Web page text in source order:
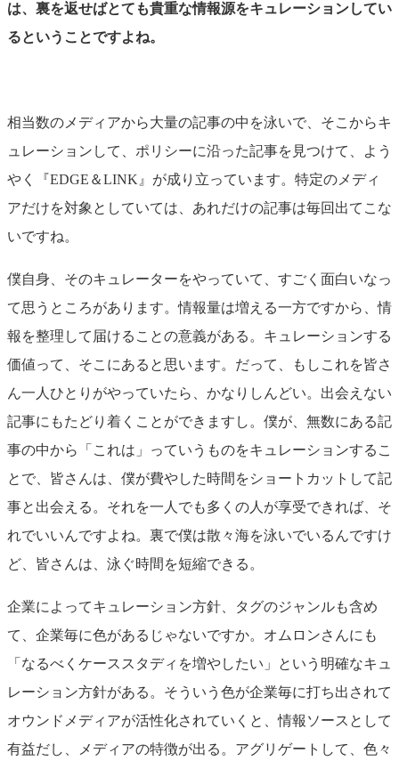
は、裏を返せばとても貴重な情報源をキュレーションしてい
るということですよね。
相当数のメディアから大量の記事の中を泳いで、そこからキ
ュレーションして、ポリシーに沿った記事を見つけて、よう
やく『EDGE＆LINK』が成り立っています。特定のメディ
アだけを対象としていては、あれだけの記事は毎回出てこな
いですね。
僕自身、そのキュレーターをやっていて、すごく面白いなっ
て思うところがあります。情報量は増える一方ですから、情
報を整理して届けることの意義がある。キュレーションする
価値って、そこにあると思います。だって、もしこれを皆さ
ん一人ひとりがやっていたら、かなりしんどい。出会えない
記事にもたどり着くことができますし。僕が、無数にある記
事の中から「これは」っていうものをキュレーションするこ
とで、皆さんは、僕が費やした時間をショートカットして記
事と出会える。それを一人でも多くの人が享受できれば、そ
れでいいんですよね。裏で僕は散々海を泳いでいるんですけ
ど、皆さんは、泳ぐ時間を短縮できる。
企業によってキュレーション方針、タグのジャンルも含め
て、企業毎に色があるじゃないですか。オムロンさんにも
「なるべくケーススタディを増やしたい」という明確なキュ
レーション方針がある。そういう色が企業毎に打ち出されて
オウンドメディアが活性化されていくと、情報ソースとして
有益だし、メディアの特徴が出る。アグリゲートして、色々